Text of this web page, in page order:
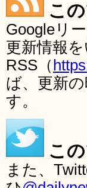
こ
Googleリ
更新情報
RSS（
ば、更新
す。
こ
また、